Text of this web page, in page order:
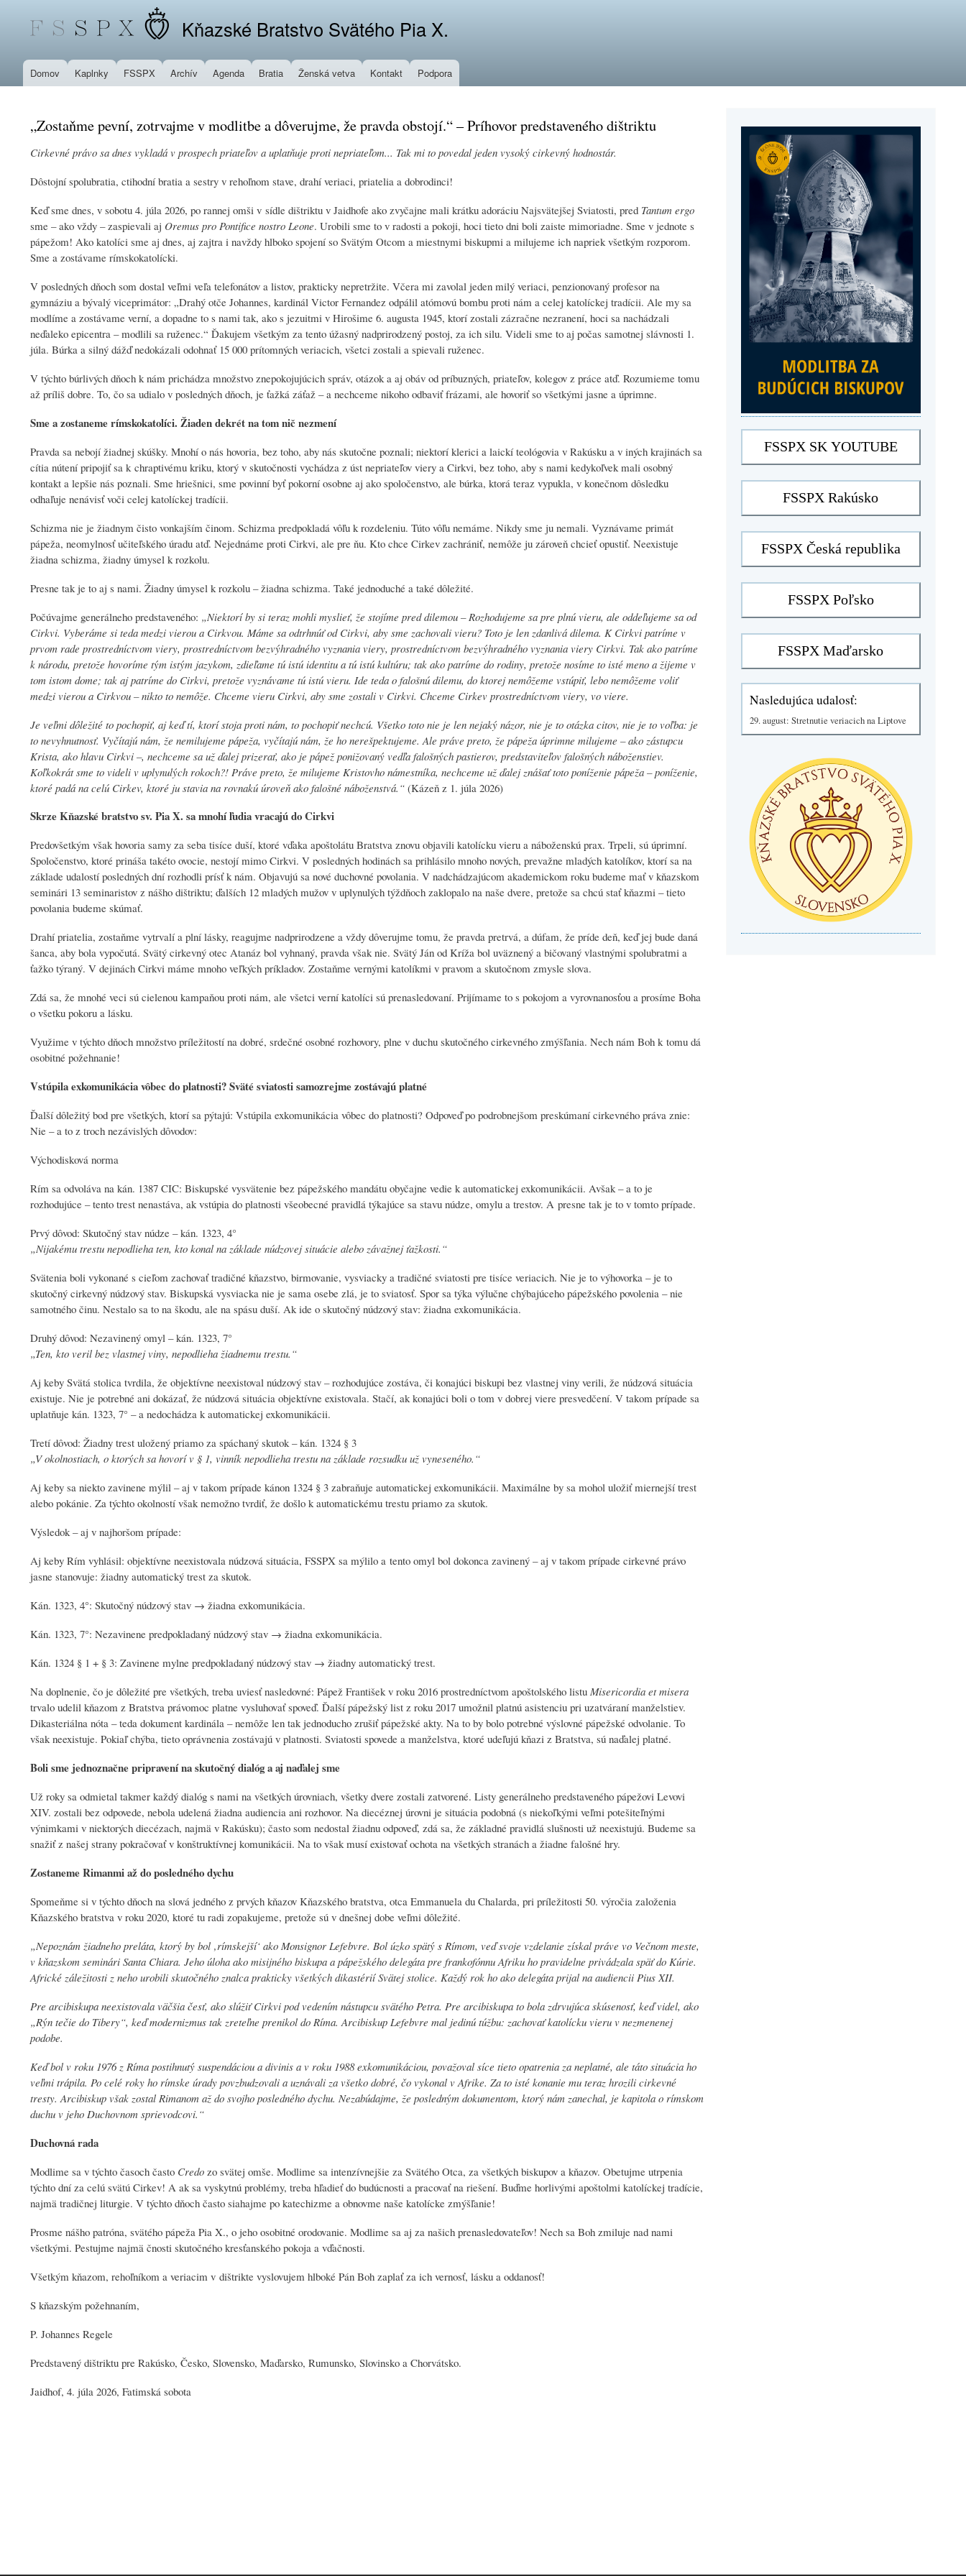
Kňazské Bratstvo Svätého Pia X.
Domov Kaplnky FSSPX Archív Agenda Bratia Ženská vetva Kontakt Podpora
„Zostaňme pevní, zotrvajme v modlitbe a dôverujme, že pravda obstojí.“ – Príhovor predstaveného dištriktu
Cirkevné právo sa dnes vykladá v prospech priateľov a uplatňuje proti nepriateľom... Tak mi to povedal jeden vysoký cirkevný hodnostár.
Dôstojní spolubratia, ctihodní bratia a sestry v rehoľnom stave, drahí veriaci, priatelia a dobrodinci!
Keď sme dnes, v sobotu 4. júla 2026, po rannej omši v sídle dištriktu v Jaidhofe ako zvyčajne mali krátku adoráciu Najsvätejšej Sviatosti, pred Tantum ergo
sme – ako vždy – zaspievali aj Oremus pro Pontifice nostro Leone. Urobili sme to v radosti a pokoji, hoci tieto dni boli zaiste mimoriadne. Sme v jednote s
pápežom! Ako katolíci sme aj dnes, aj zajtra i navždy hlboko spojení so Svätým Otcom a miestnymi biskupmi a milujeme ich napriek všetkým rozporom.
Sme a zostávame rímskokatolícki.
V posledných dňoch som dostal veľmi veľa telefonátov a listov, prakticky nepretržite. Včera mi zavolal jeden milý veriaci, penzionovaný profesor na
gymnáziu a bývalý viceprimátor: „Drahý otče Johannes, kardinál Victor Fernandez odpálil atómovú bombu proti nám a celej katolíckej tradícii. Ale my sa
modlíme a zostávame verní, a dopadne to s nami tak, ako s jezuitmi v Hirošime 6. augusta 1945, ktorí zostali zázračne nezranení, hoci sa nachádzali
neďaleko epicentra – modlili sa ruženec.“ Ďakujem všetkým za tento úžasný nadprirodzený postoj, za ich silu. Videli sme to aj počas samotnej slávnosti 1.
júla. Búrka a silný dážď nedokázali odohnať 15 000 prítomných veriacich, všetci zostali a spievali ruženec.
V týchto búrlivých dňoch k nám prichádza množstvo znepokojujúcich správ, otázok a aj obáv od príbuzných, priateľov, kolegov z práce atď. Rozumieme tomu
až príliš dobre. To, čo sa udialo v posledných dňoch, je ťažká záťaž – a nechceme nikoho odbaviť frázami, ale hovoriť so všetkými jasne a úprimne.
Sme a zostaneme rímskokatolíci. Žiaden dekrét na tom nič nezmení
Pravda sa nebojí žiadnej skúšky. Mnohí o nás hovoria, bez toho, aby nás skutočne poznali; niektorí klerici a laickí teológovia v Rakúsku a v iných krajinách sa
cítia nútení pripojiť sa k chraptivému kriku, ktorý v skutočnosti vychádza z úst nepriateľov viery a Cirkvi, bez toho, aby s nami kedykoľvek mali osobný
kontakt a lepšie nás poznali. Sme hriešnici, sme povinní byť pokorní osobne aj ako spoločenstvo, ale búrka, ktorá teraz vypukla, v konečnom dôsledku
odhaľuje nenávisť voči celej katolíckej tradícii.
Schizma nie je žiadnym čisto vonkajším činom. Schizma predpokladá vôľu k rozdeleniu. Túto vôľu nemáme. Nikdy sme ju nemali. Vyznávame primát
pápeža, neomylnosť učiteľského úradu atď. Nejednáme proti Cirkvi, ale pre ňu. Kto chce Cirkev zachrániť, nemôže ju zároveň chcieť opustiť. Neexistuje
žiadna schizma, žiadny úmysel k rozkolu.
Presne tak je to aj s nami. Žiadny úmysel k rozkolu – žiadna schizma. Také jednoduché a také dôležité.
Počúvajme generálneho predstaveného: „Niektorí by si teraz mohli myslieť, že stojíme pred dilemou – Rozhodujeme sa pre plnú vieru, ale oddeľujeme sa od
Cirkvi. Vyberáme si teda medzi vierou a Cirkvou. Máme sa odtrhnúť od Cirkvi, aby sme zachovali vieru? Toto je len zdanlivá dilema. K Cirkvi patríme v
prvom rade prostredníctvom viery, prostredníctvom bezvýhradného vyznania viery, prostredníctvom bezvýhradného vyznania viery Cirkvi. Tak ako patríme
k národu, pretože hovoríme tým istým jazykom, zdieľame tú istú identitu a tú istú kultúru; tak ako patríme do rodiny, pretože nosíme to isté meno a žijeme v
tom istom dome; tak aj patríme do Cirkvi, pretože vyznávame tú istú vieru. Ide teda o falošnú dilemu, do ktorej nemôžeme vstúpiť, lebo nemôžeme voliť
medzi vierou a Cirkvou – nikto to nemôže. Chceme vieru Cirkvi, aby sme zostali v Cirkvi. Chceme Cirkev prostredníctvom viery, vo viere.
Je veľmi dôležité to pochopiť, aj keď tí, ktorí stoja proti nám, to pochopiť nechcú. Všetko toto nie je len nejaký názor, nie je to otázka citov, nie je to voľba: je
to nevyhnutnosť. Vyčítajú nám, že nemilujeme pápeža, vyčítajú nám, že ho nerešpektujeme. Ale práve preto, že pápeža úprimne milujeme – ako zástupcu
Krista, ako hlavu Cirkvi –, nechceme sa už ďalej prizerať, ako je pápež ponižovaný vedľa falošných pastierov, predstaviteľov falošných náboženstiev.
Koľkokrát sme to videli v uplynulých rokoch?! Práve preto, že milujeme Kristovho námestníka, nechceme už ďalej znášať toto poníženie pápeža – poníženie,
ktoré padá na celú Cirkev, ktoré ju stavia na rovnakú úroveň ako falošné náboženstvá.“ (Kázeň z 1. júla 2026)
Skrze Kňazské bratstvo sv. Pia X. sa mnohí ľudia vracajú do Cirkvi
Predovšetkým však hovoria samy za seba tisíce duší, ktoré vďaka apoštolátu Bratstva znovu objavili katolícku vieru a náboženskú prax. Trpeli, sú úprimní.
Spoločenstvo, ktoré prináša takéto ovocie, nestojí mimo Cirkvi. V posledných hodinách sa prihlásilo mnoho nových, prevažne mladých katolíkov, ktorí sa na
základe udalostí posledných dní rozhodli prísť k nám. Objavujú sa nové duchovné povolania. V nadchádzajúcom akademickom roku budeme mať v kňazskom
seminári 13 seminaristov z nášho dištriktu; ďalších 12 mladých mužov v uplynulých týždňoch zaklopalo na naše dvere, pretože sa chcú stať kňazmi – tieto
povolania budeme skúmať.
Drahí priatelia, zostaňme vytrvalí a plní lásky, reagujme nadprirodzene a vždy dôverujme tomu, že pravda pretrvá, a dúfam, že príde deň, keď jej bude daná
šanca, aby bola vypočutá. Svätý cirkevný otec Atanáz bol vyhnaný, pravda však nie. Svätý Ján od Kríža bol uväznený a bičovaný vlastnými spolubratmi a
ťažko týraný. V dejinách Cirkvi máme mnoho veľkých príkladov. Zostaňme vernými katolíkmi v pravom a skutočnom zmysle slova.
Zdá sa, že mnohé veci sú cielenou kampaňou proti nám, ale všetci verní katolíci sú prenasledovaní. Prijímame to s pokojom a vyrovnanosťou a prosíme Boha
o všetku pokoru a lásku.
Využime v týchto dňoch množstvo príležitostí na dobré, srdečné osobné rozhovory, plne v duchu skutočného cirkevného zmýšľania. Nech nám Boh k tomu dá
osobitné požehnanie!
Vstúpila exkomunikácia vôbec do platnosti? Sväté sviatosti samozrejme zostávajú platné
Ďalší dôležitý bod pre všetkých, ktorí sa pýtajú: Vstúpila exkomunikácia vôbec do platnosti? Odpoveď po podrobnejšom preskúmaní cirkevného práva znie:
Nie – a to z troch nezávislých dôvodov:
Východisková norma
Rím sa odvoláva na kán. 1387 CIC: Biskupské vysvätenie bez pápežského mandátu obyčajne vedie k automatickej exkomunikácii. Avšak – a to je
rozhodujúce – tento trest nenastáva, ak vstúpia do platnosti všeobecné pravidlá týkajúce sa stavu núdze, omylu a trestov. A presne tak je to v tomto prípade.
Prvý dôvod: Skutočný stav núdze – kán. 1323, 4°
„Nijakému trestu nepodlieha ten, kto konal na základe núdzovej situácie alebo závažnej ťažkosti.“
Svätenia boli vykonané s cieľom zachovať tradičné kňazstvo, birmovanie, vysviacky a tradičné sviatosti pre tisíce veriacich. Nie je to výhovorka – je to
skutočný cirkevný núdzový stav. Biskupská vysviacka nie je sama osebe zlá, je to sviatosť. Spor sa týka výlučne chýbajúceho pápežského povolenia – nie
samotného činu. Nestalo sa to na škodu, ale na spásu duší. Ak ide o skutočný núdzový stav: žiadna exkomunikácia.
Druhý dôvod: Nezavinený omyl – kán. 1323, 7°
„Ten, kto veril bez vlastnej viny, nepodlieha žiadnemu trestu.“
Aj keby Svätá stolica tvrdila, že objektívne neexistoval núdzový stav – rozhodujúce zostáva, či konajúci biskupi bez vlastnej viny verili, že núdzová situácia
existuje. Nie je potrebné ani dokázať, že núdzová situácia objektívne existovala. Stačí, ak konajúci boli o tom v dobrej viere presvedčení. V takom prípade sa
uplatňuje kán. 1323, 7° – a nedochádza k automatickej exkomunikácii.
Tretí dôvod: Žiadny trest uložený priamo za spáchaný skutok – kán. 1324 § 3
„V okolnostiach, o ktorých sa hovorí v § 1, vinník nepodlieha trestu na základe rozsudku už vyneseného. “
Aj keby sa niekto zavinene mýlil – aj v takom prípade kánon 1324 § 3 zabraňuje automatickej exkomunikácii. Maximálne by sa mohol uložiť miernejší trest
alebo pokánie. Za týchto okolností však nemožno tvrdiť, že došlo k automatickému trestu priamo za skutok.
Výsledok – aj v najhoršom prípade:
Aj keby Rím vyhlásil: objektívne neexistovala núdzová situácia, FSSPX sa mýlilo a tento omyl bol dokonca zavinený – aj v takom prípade cirkevné právo
jasne stanovuje: žiadny automatický trest za skutok.
Kán. 1323, 4°: Skutočný núdzový stav → žiadna exkomunikácia.
Kán. 1323, 7°: Nezavinene predpokladaný núdzový stav → žiadna exkomunikácia.
Kán. 1324 § 1 + § 3: Zavinene mylne predpokladaný núdzový stav → žiadny automatický trest.
Na doplnenie, čo je dôležité pre všetkých, treba uviesť nasledovné: Pápež František v roku 2016 prostredníctvom apoštolského listu Misericordia et misera
trvalo udelil kňazom z Bratstva právomoc platne vysluhovať spoveď. Ďalší pápežský list z roku 2017 umožnil platnú asistenciu pri uzatváraní manželstiev.
Dikasteriálna nóta – teda dokument kardinála – nemôže len tak jednoducho zrušiť pápežské akty. Na to by bolo potrebné výslovné pápežské odvolanie. To
však neexistuje. Pokiaľ chýba, tieto oprávnenia zostávajú v platnosti. Sviatosti spovede a manželstva, ktoré udeľujú kňazi z Bratstva, sú naďalej platné.
Boli sme jednoznačne pripravení na skutočný dialóg a aj naďalej sme
Už roky sa odmietal takmer každý dialóg s nami na všetkých úrovniach, všetky dvere zostali zatvorené. Listy generálneho predstaveného pápežovi Levovi
XIV. zostali bez odpovede, nebola udelená žiadna audiencia ani rozhovor. Na diecéznej úrovni je situácia podobná (s niekoľkými veľmi potešiteľnými
výnimkami v niektorých diecézach, najmä v Rakúsku); často som nedostal žiadnu odpoveď, zdá sa, že základné pravidlá slušnosti už neexistujú. Budeme sa
snažiť z našej strany pokračovať v konštruktívnej komunikácii. Na to však musí existovať ochota na všetkých stranách a žiadne falošné hry.
Zostaneme Rimanmi až do posledného dychu
Spomeňme si v týchto dňoch na slová jedného z prvých kňazov Kňazského bratstva, otca Emmanuela du Chalarda, pri príležitosti 50. výročia založenia
Kňazského bratstva v roku 2020, ktoré tu radi zopakujeme, pretože sú v dnešnej dobe veľmi dôležité.
„Nepoznám žiadneho preláta, ktorý by bol ‚rímskejší‘ ako Monsignor Lefebvre. Bol úzko spätý s Rímom, veď svoje vzdelanie získal práve vo Večnom meste,
v kňazskom seminári Santa Chiara. Jeho úloha ako misijného biskupa a pápežského delegáta pre frankofónnu Afriku ho pravidelne privádzala späť do Kúrie.
Africké záležitosti z neho urobili skutočného znalca prakticky všetkých dikastérií Svätej stolice. Každý rok ho ako delegáta prijal na audiencii Pius XII.
Pre arcibiskupa neexistovala väčšia česť, ako slúžiť Cirkvi pod vedením nástupcu svätého Petra. Pre arcibiskupa to bola zdrvujúca skúsenosť, keď videl, ako
„Rýn tečie do Tibery“, keď modernizmus tak zreteľne prenikol do Ríma. Arcibiskup Lefebvre mal jedinú túžbu: zachovať katolícku vieru v nezmenenej
podobe.
Keď bol v roku 1976 z Ríma postihnutý suspendáciou a divinis a v roku 1988 exkomunikáciou, považoval síce tieto opatrenia za neplatné, ale táto situácia ho
veľmi trápila. Po celé roky ho rímske úrady povzbudzovali a uznávali za všetko dobré, čo vykonal v Afrike. Za to isté konanie mu teraz hrozili cirkevné
tresty. Arcibiskup však zostal Rimanom až do svojho posledného dychu. Nezabúdajme, že posledným dokumentom, ktorý nám zanechal, je kapitola o rímskom
duchu v jeho Duchovnom sprievodcovi.“
Duchovná rada
Modlime sa v týchto časoch často Credo zo svätej omše. Modlime sa intenzívnejšie za Svätého Otca, za všetkých biskupov a kňazov. Obetujme utrpenia
týchto dní za celú svätú Cirkev! A ak sa vyskytnú problémy, treba hľadieť do budúcnosti a pracovať na riešení. Buďme horlivými apoštolmi katolíckej tradície,
najmä tradičnej liturgie. V týchto dňoch často siahajme po katechizme a obnovme naše katolícke zmýšľanie!
Prosme nášho patróna, svätého pápeža Pia X., o jeho osobitné orodovanie. Modlime sa aj za našich prenasledovateľov! Nech sa Boh zmiluje nad nami
všetkými. Pestujme najmä čnosti skutočného kresťanského pokoja a vďačnosti.
Všetkým kňazom, rehoľníkom a veriacim v dištrikte vyslovujem hlboké Pán Boh zaplať za ich vernosť, lásku a oddanosť!
S kňazským požehnaním,
P. Johannes Regele
Predstavený dištriktu pre Rakúsko, Česko, Slovensko, Maďarsko, Rumunsko, Slovinsko a Chorvátsko.
Jaidhof, 4. júla 2026, Fatimská sobota
Nasledujúca udalosť:
29. august: Stretnutie veriacich na Liptove